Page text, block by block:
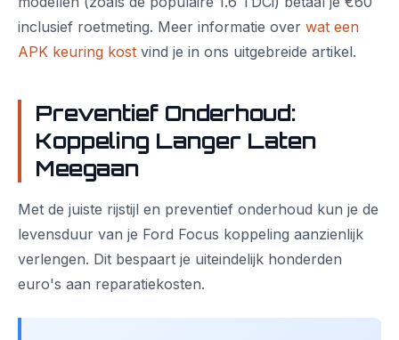
inclusief roetmeting. Meer informatie over wat een
APK keuring kost vind je in ons uitgebreide artikel.
Preventief Onderhoud:
Koppeling Langer Laten
Meegaan
Met de juiste rijstijl en preventief onderhoud kun je de
levensduur van je Ford Focus koppeling aanzienlijk
verlengen. Dit bespaart je uiteindelijk honderden
euro's aan reparatiekosten.